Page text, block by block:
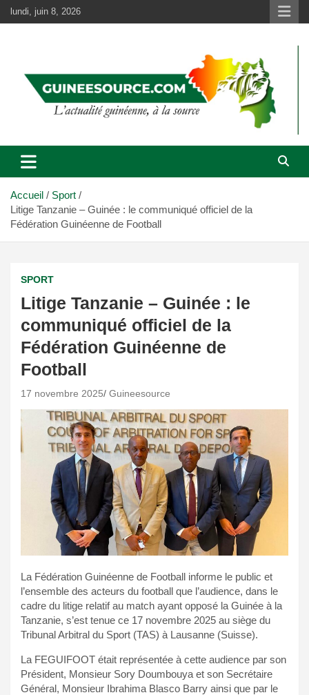
Aller
au
lundi, juin 8, 2026
Accueil
Sport
Litige Tanzanie – Guinée : le communiqué officiel de la
Fédération Guinéenne de Football
SPORT
Litige Tanzanie – Guinée : le
communiqué officiel de la
Fédération Guinéenne de
Football
17 novembre 2025 Guineesource
La Fédération Guinéenne de Football informe le public et
l’ensemble des acteurs du football que l’audience, dans le
cadre du litige relatif au match ayant opposé la Guinée à la
Tanzanie, s’est tenue ce 17 novembre 2025 au siège du
Tribunal Arbitral du Sport (TAS) à Lausanne (Suisse).
La FEGUIFOOT était représentée à cette audience par son
Président, Monsieur Sory Doumbouya et son Secrétaire
Général, Monsieur Ibrahima Blasco Barry ainsi que par le